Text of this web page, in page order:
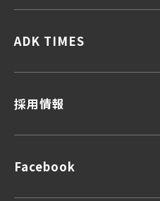
企画力・クリエイティビティ
ADK TIMES
採用情報
Facebook